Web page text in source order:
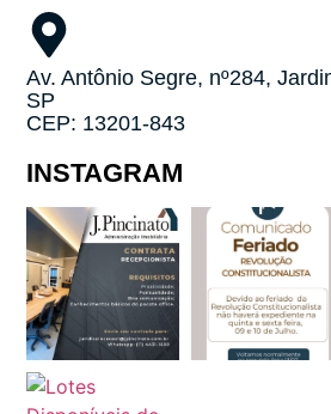
Av. Antônio Segre, nº284,
SP
CEP: 13201-843
INSTAGRAM